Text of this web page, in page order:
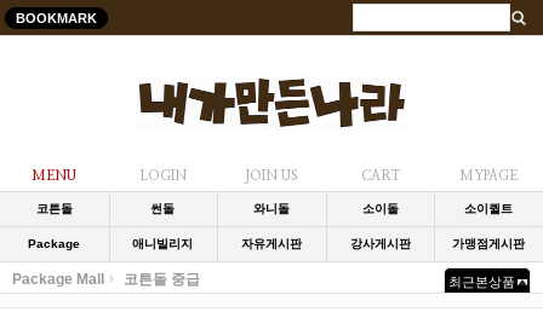
BOOKMARK
MENU LOGIN JOIN US CART MYPAGE
코튼돌 썬돌 와니돌 소이돌 소이퀼트
Package 애니빌리지 자유게시판 강사게시판 가맹점게시판
Package Mall 코튼돌 중급 최근본상품